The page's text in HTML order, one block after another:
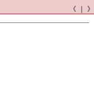
《 ｜ 》